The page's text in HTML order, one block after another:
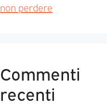
non perdere
Commenti
recenti